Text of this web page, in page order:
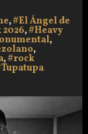
,#El Ángel de
,#Heavy
,
,
,#rock